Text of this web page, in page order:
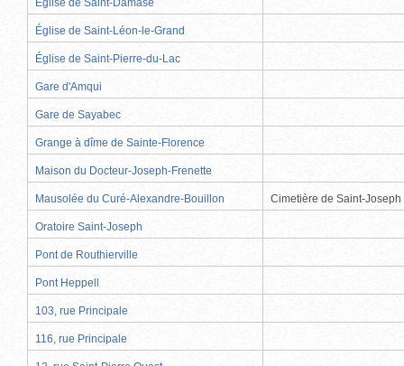
Église de Saint-Léon-le-Grand
Église de Saint-Pierre-du-Lac
Gare d'Amqui
Gare de Sayabec
Grange à dîme de Sainte-Florence
Maison du Docteur-Joseph-Frenette
Mausolée du Curé-Alexandre-Bouillon Cimetière de Saint-Joseph
Oratoire Saint-Joseph
Pont de Routhierville
Pont Heppell
103, rue Principale
116, rue Principale